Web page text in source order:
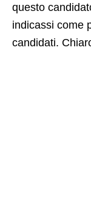
questo
indicassi come
candidati.